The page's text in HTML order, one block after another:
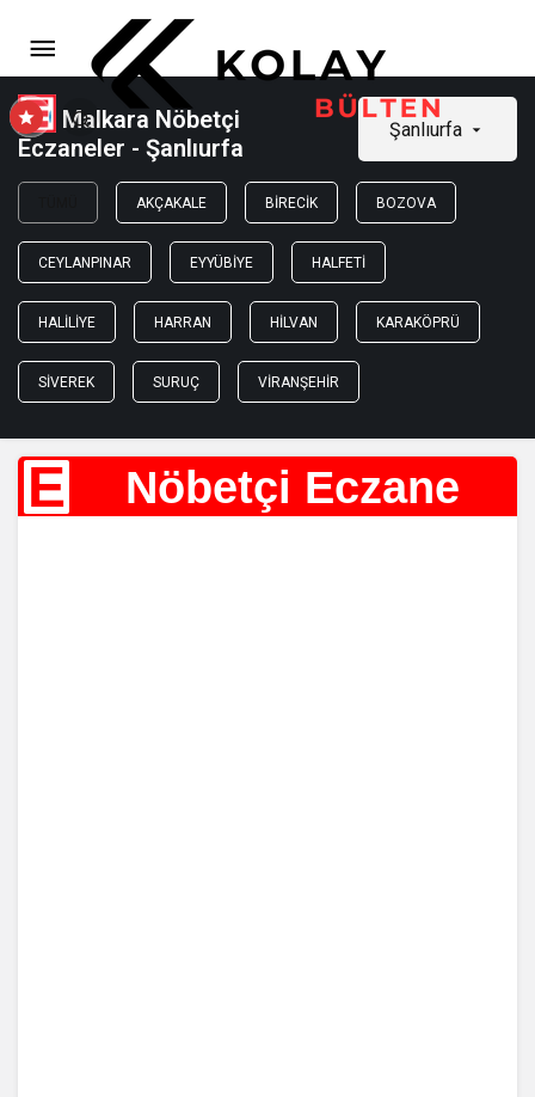
Malkara Nöbetçi
Eczaneler - Şanlıurfa
Şanlıurfa
AKÇAKALE BIRECIK BOZOVA
CEYLANPINAR EYYÜBIYE HALFETI
HALILIYE HARRAN HILVAN KARAKÖPRÜ
SIVEREK SURUÇ VIRANŞEHIR
E Nöbetçi Eczane